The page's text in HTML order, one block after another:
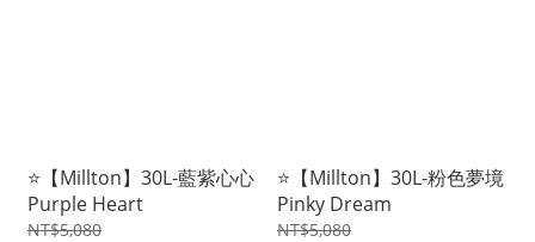
⭐【Millton】30L-藍紫心心
Purple Heart
NT$5,080
⭐【Millton】30L-粉色夢境
Pinky Dream
NT$5,080